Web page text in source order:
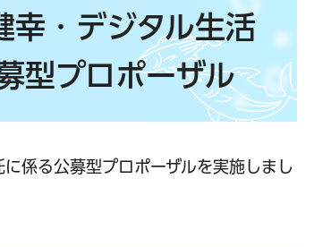
幸・デジタル生活
型プロポーザル
係る公募型プロポーザルを実施しまし